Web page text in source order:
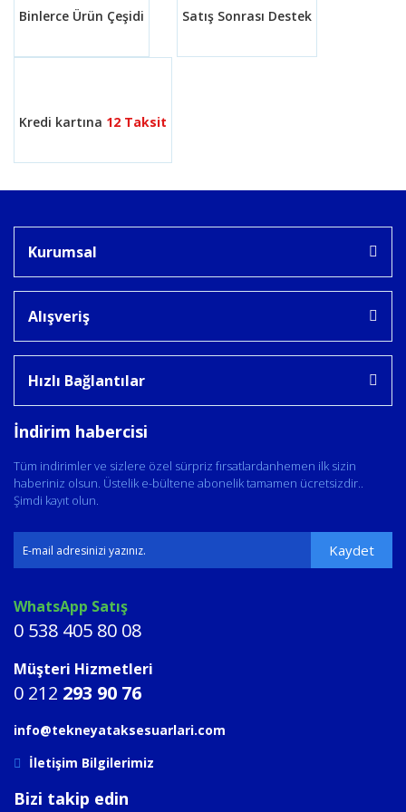
Binlerce Ürün Çeşidi Satış Sonrası Destek
Kredi kartına 12 Taksit
Kurumsal
Alışveriş
Hızlı Bağlantılar
İndirim habercisi
Tüm indirimler ve sizlere özel sürpriz fırsatlardanhemen ilk sizin
haberiniz olsun. Üstelik e-bültene abonelik tamamen ücretsizdir..
Şimdi kayıt olun.
Kaydet
WhatsApp Satış
0 538 405 80 08
Müşteri Hizmetleri
0 212 293 90 76
info@tekneyataksesuarlari.com
İletişim Bilgilerimiz
Bizi takip edin